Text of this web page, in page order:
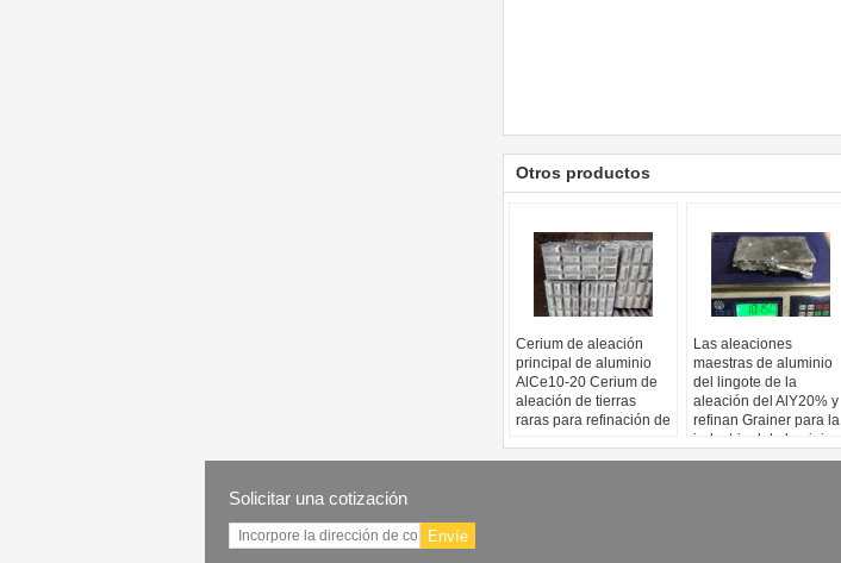
Otros productos
Cerium de aleación
principal de aluminio
AlCe10-20 Cerium de
aleación de tierras
raras para refinación de
Las aleaciones
maestras de aluminio
del lingote de la
aleación del AlY20% y
refinan Grainer para la
industria del aluminio
Solicitar una cotización
Envíe